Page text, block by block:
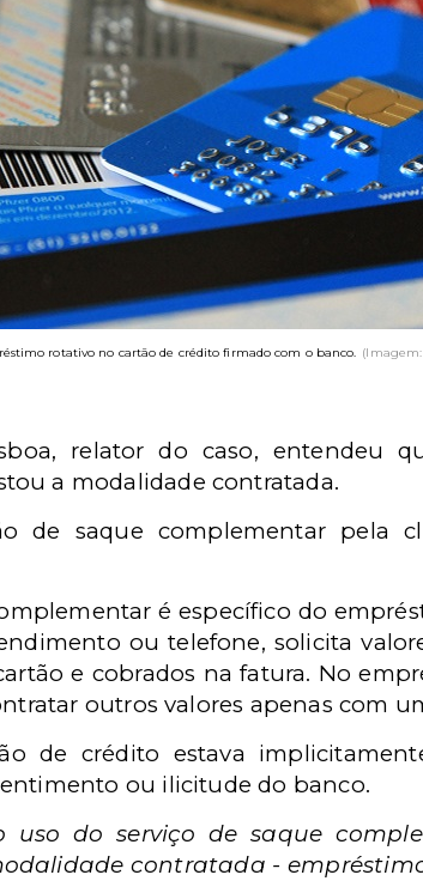
rotativo no cartão de crédito firmado com o banco.
relator do caso, entendeu
a modalidade contratada.
de saque complementar pela
é específico do
ou telefone, solicita
e cobrados na fatura. No
outros valores apenas com
de crédito estava
ou ilicitude do banco.
do serviço de saque
contratada -